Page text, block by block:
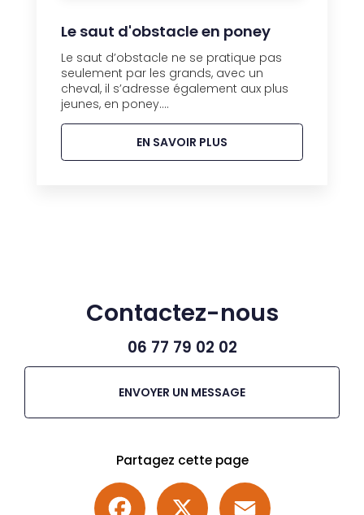
Le saut d'obstacle en poney
Le saut d’obstacle ne se pratique pas
seulement par les grands, avec un
cheval, il s’adresse également aux plus
jeunes, en poney....
EN SAVOIR PLUS
Contactez-nous
06 77 79 02 02
ENVOYER UN MESSAGE
Partagez cette page
Facebook